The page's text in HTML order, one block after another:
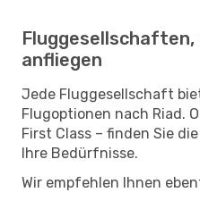
Fluggesellschaften,
anfliegen
Jede Fluggesellschaft
Flugoptionen nach Riad.
First Class – finden Sie
Ihre Bedürfnisse.
Wir empfehlen Ihnen